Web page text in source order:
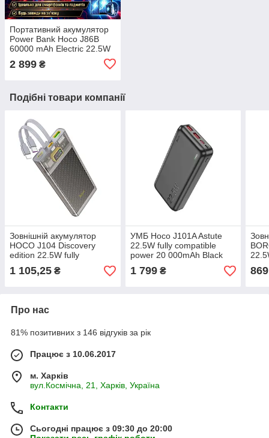
Портативний акумулятор
Power Bank Hoco J86B
60000 mAh Electric 22.5W
2 899 ₴
Подібні товари компанії
Зовнішній акумулятор
HOCO J104 Discovery
edition 22.5W fully
compatible power bank with
cable(10000mAh) Gray
1 105,25 ₴
УМБ Hoco J101A Astute
22.5W fully compatible
power 20 000mAh Black
1 799₴
Про нас
81% позитивних з 146 відгуків за рік
Працює з 10.06.2017
м. Харків
вул.Космічна, 21, Харків, Україна
Контакти
Сьогодні працює з 09:30 до 20:00